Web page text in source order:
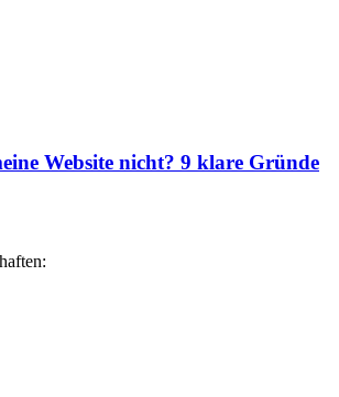
Website nicht? 9 klare Gründe